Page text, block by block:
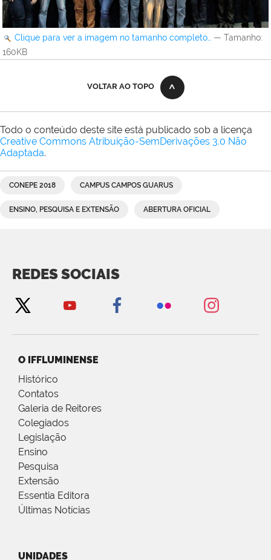
Clique para ver a imagem no tamanho completo… — Tamanho:
160KB
VOLTAR AO TOPO
Todo o conteúdo deste site está publicado sob a licença
Creative Commons Atribuição-SemDerivações 3.0 Não
Adaptada.
CONEPE 2018 CAMPUS CAMPOS GUARUS
ENSINO, PESQUISA E EXTENSÃO ABERTURA OFICIAL
REDES SOCIAIS
O IFFLUMINENSE
Histórico
Contatos
Galeria de Reitores
Colegiados
Legislação
Ensino
Pesquisa
Extensão
Essentia Editora
Últimas Notícias
UNIDADES